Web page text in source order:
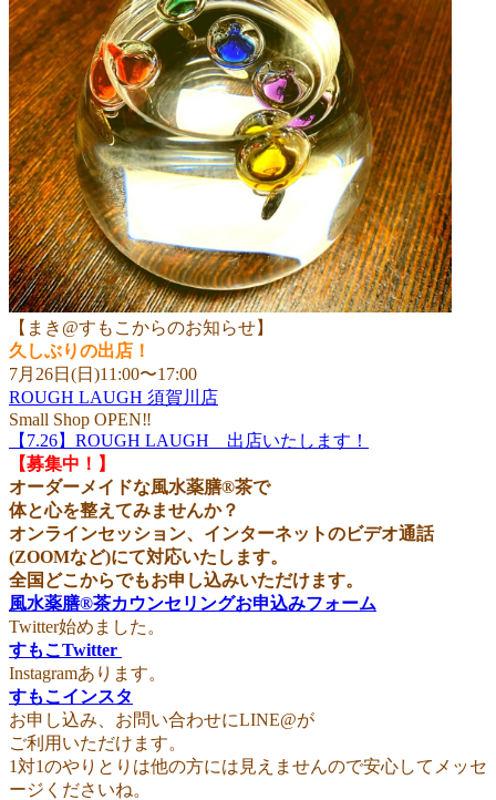
【まき@すもこからのお知らせ】
久しぶりの出店！
7月26日(日)11:00〜17:00
ROUGH LAUGH 須賀川店
Small Shop OPEN‼︎
【7.26】ROUGH LAUGH 出店いたします！
【募集中！】
オーダーメイドな風水薬膳®︎茶で
体と心を整えてみませんか？
オンラインセッション、インターネットのビデオ通話
(ZOOMなど)にて対応いたします。
全国どこからでもお申し込みいただけます。
風水薬膳®︎茶カウンセリングお申込みフォーム
Twitter始めました。
すもこTwitter
Instagramあります。
すもこインスタ
お申し込み、お問い合わせにLINE@が
ご利用いただけます。
1対1のやりとりは他の方には見えませんので安心してメッセ
ージくださいね。